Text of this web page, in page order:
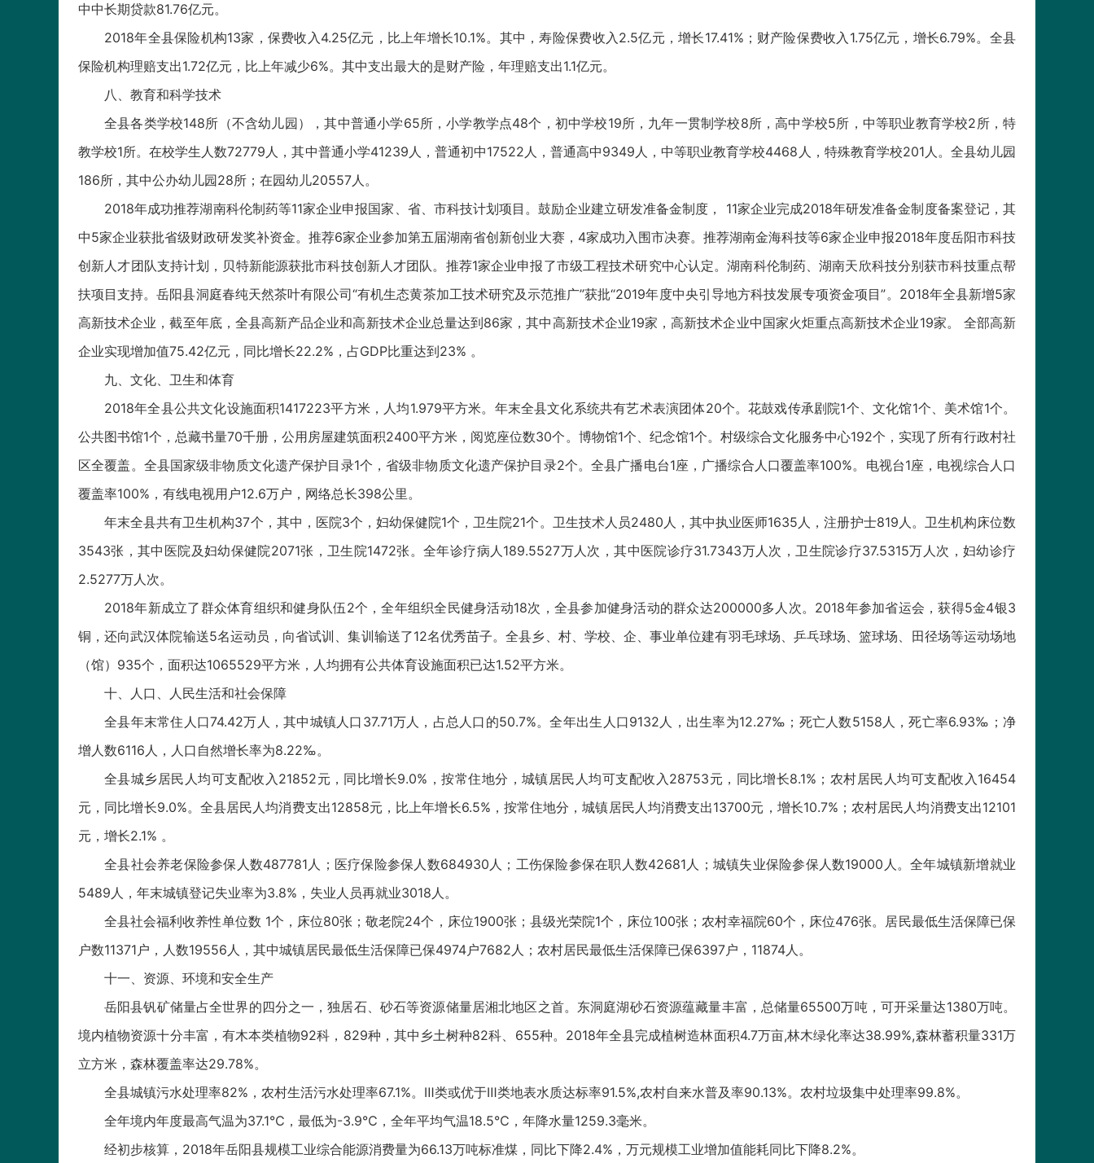
中中长期贷款81.76亿元。
2018年全县保险机构13家，保费收入4.25亿元，比上年增长10.1%。其中，寿险保费收入2.5亿元，增长17.41%；财产险保费收入1.75亿元，增长6.79%。全县
保险机构理赔支出1.72亿元，比上年减少6%。其中支出最大的是财产险，年理赔支出1.1亿元。
八、教育和科学技术
全县各类学校148所（不含幼儿园），其中普通小学65所，小学教学点48个，初中学校19所，九年一贯制学校8所，高中学校5所，中等职业教育学校2所，特
教学校1所。在校学生人数72779人，其中普通小学41239人，普通初中17522人，普通高中9349人，中等职业教育学校4468人，特殊教育学校201人。全县幼儿园
186所，其中公办幼儿园28所；在园幼儿20557人。
2018年成功推荐湖南科伦制药等11家企业申报国家、省、市科技计划项目。鼓励企业建立研发准备金制度， 11家企业完成2018年研发准备金制度备案登记，其
中5家企业获批省级财政研发奖补资金。推荐6家企业参加第五届湖南省创新创业大赛，4家成功入围市决赛。推荐湖南金海科技等6家企业申报2018年度岳阳市科技
创新人才团队支持计划，贝特新能源获批市科技创新人才团队。推荐1家企业申报了市级工程技术研究中心认定。湖南科伦制药、湖南天欣科技分别获市科技重点帮
扶项目支持。岳阳县洞庭春纯天然茶叶有限公司“有机生态黄茶加工技术研究及示范推广”获批“2019年度中央引导地方科技发展专项资金项目”。2018年全县新增5家
高新技术企业，截至年底，全县高新产品企业和高新技术企业总量达到86家，其中高新技术企业19家，高新技术企业中国家火炬重点高新技术企业19家。 全部高新
企业实现增加值75.42亿元，同比增长22.2%，占GDP比重达到23% 。
九、文化、卫生和体育
2018年全县公共文化设施面积1417223平方米，人均1.979平方米。年末全县文化系统共有艺术表演团体20个。花鼓戏传承剧院1个、文化馆1个、美术馆1个。
公共图书馆1个，总藏书量70千册，公用房屋建筑面积2400平方米，阅览座位数30个。博物馆1个、纪念馆1个。村级综合文化服务中心192个，实现了所有行政村社
区全覆盖。全县国家级非物质文化遗产保护目录1个，省级非物质文化遗产保护目录2个。全县广播电台1座，广播综合人口覆盖率100%。电视台1座，电视综合人口
覆盖率100%，有线电视用户12.6万户，网络总长398公里。
年末全县共有卫生机构37个，其中，医院3个，妇幼保健院1个，卫生院21个。卫生技术人员2480人，其中执业医师1635人，注册护士819人。卫生机构床位数
3543张，其中医院及妇幼保健院2071张，卫生院1472张。全年诊疗病人189.5527万人次，其中医院诊疗31.7343万人次，卫生院诊疗37.5315万人次，妇幼诊疗
2.5277万人次。
2018年新成立了群众体育组织和健身队伍2个，全年组织全民健身活动18次，全县参加健身活动的群众达200000多人次。2018年参加省运会，获得5金4银3
铜，还向武汉体院输送5名运动员，向省试训、集训输送了12名优秀苗子。全县乡、村、学校、企、事业单位建有羽毛球场、乒乓球场、篮球场、田径场等运动场地
（馆）935个，面积达1065529平方米，人均拥有公共体育设施面积已达1.52平方米。
十、人口、人民生活和社会保障
全县年末常住人口74.42万人，其中城镇人口37.71万人，占总人口的50.7%。全年出生人口9132人，出生率为12.27‰；死亡人数5158人，死亡率6.93‰；净
增人数6116人，人口自然增长率为8.22‰。
全县城乡居民人均可支配收入21852元，同比增长9.0%，按常住地分，城镇居民人均可支配收入28753元，同比增长8.1%；农村居民人均可支配收入16454
元，同比增长9.0%。全县居民人均消费支出12858元，比上年增长6.5%，按常住地分，城镇居民人均消费支出13700元，增长10.7%；农村居民人均消费支出12101
元，增长2.1% 。
全县社会养老保险参保人数487781人；医疗保险参保人数684930人；工伤保险参保在职人数42681人；城镇失业保险参保人数19000人。全年城镇新增就业
5489人，年末城镇登记失业率为3.8%，失业人员再就业3018人。
全县社会福利收养性单位数 1个，床位80张；敬老院24个，床位1900张；县级光荣院1个，床位100张；农村幸福院60个，床位476张。居民最低生活保障已保
户数11371户，人数19556人，其中城镇居民最低生活保障已保4974户7682人；农村居民最低生活保障已保6397户，11874人。
十一、资源、环境和安全生产
岳阳县钒矿储量占全世界的四分之一，独居石、砂石等资源储量居湘北地区之首。东洞庭湖砂石资源蕴藏量丰富，总储量65500万吨，可开采量达1380万吨。
境内植物资源十分丰富，有木本类植物92科，829种，其中乡土树种82科、655种。2018年全县完成植树造林面积4.7万亩,林木绿化率达38.99%,森林蓄积量331万
立方米，森林覆盖率达29.78%。
全县城镇污水处理率82%，农村生活污水处理率67.1%。Ⅲ类或优于Ⅲ类地表水质达标率91.5%,农村自来水普及率90.13%。农村垃圾集中处理率99.8%。
全年境内年度最高气温为37.1℃，最低为-3.9℃，全年平均气温18.5℃，年降水量1259.3毫米。
经初步核算，2018年岳阳县规模工业综合能源消费量为66.13万吨标准煤，同比下降2.4%，万元规模工业增加值能耗同比下降8.2%。